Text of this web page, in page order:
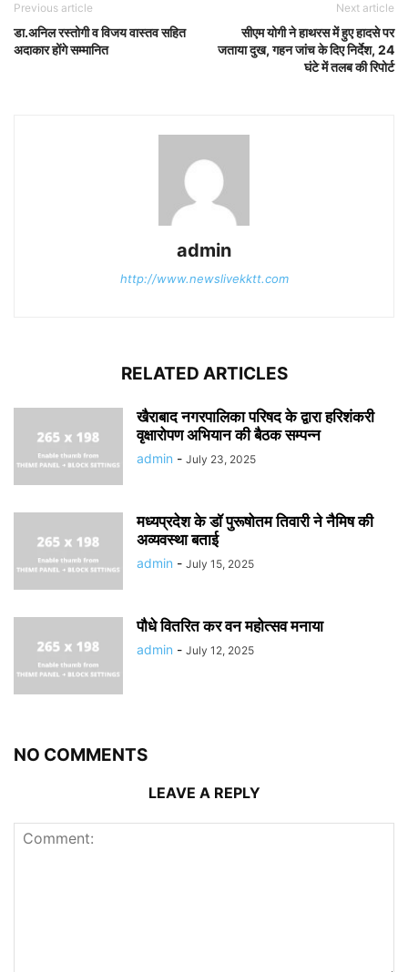
Previous article
डा.अनिल रस्तोगी व विजय वास्तव सहित
अदाकार होंगे सम्मानित
Next article
सीएम योगी ने हाथरस में हुए हादसे पर
जताया दुख, गहन जांच के दिए निर्देश, 24
घंटे में तलब की रिपोर्ट
admin
http://www.newslivekktt.com
RELATED ARTICLES
खैराबाद नगरपालिका परिषद के द्वारा हरिशंकरी
वृक्षारोपण अभियान की बैठक सम्पन्न
admin - July 23, 2025
मध्यप्रदेश के डॉ पुरूषोतम तिवारी ने नैमिष की
अव्यवस्था बताई
admin - July 15, 2025
पौधे वितरित कर वन महोत्सव मनाया
admin - July 12, 2025
NO COMMENTS
LEAVE A REPLY